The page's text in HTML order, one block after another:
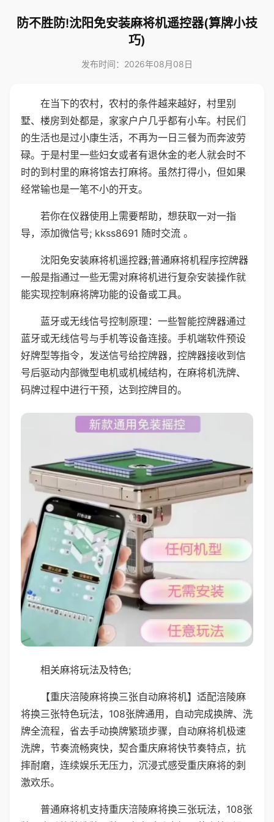
防不胜防!沈阳免安装麻将机遥控器(算牌小技
巧)
发布时间：2026年08月08日
在当下的农村，农村的条件越来越好，村里别
墅、楼房到处都是，家家户户几乎都有小车。村民们
的生活也是过小康生活，不再为一日三餐为而奔波劳
碌。于是村里一些妇女或者有退休金的老人就会时不
时的到村里的麻将馆去打麻将。虽然打得小，但如果
经常输也是一笔不小的开支。
若你在仪器使用上需要帮助，想获取一对一指
导，添加微信号; kkss8691 随时交流 。
沈阳免安装麻将机遥控器;普通麻将机程序控牌器
一般是指通过一些无需对麻将机进行复杂安装操作就
能实现控制麻将牌功能的设备或工具。
蓝牙或无线信号控制原理：一些智能控牌器通过
蓝牙或无线信号与手机等设备连接。手机端软件预设
好牌型等指令，发送信号给控牌器，控牌器接收到信
号后驱动内部微型电机或机械结构，在麻将机洗牌、
码牌过程中进行干预，达到控牌目的。
相关麻将玩法及特色;
【重庆涪陵麻将换三张自动麻将机】适配涪陵麻
将换三张特色玩法，108张牌通用，自动完成换牌、洗
牌全流程，省去手动换牌繁琐步骤，自动麻将机极速
洗牌，节奏流畅爽快，契合重庆麻将快节奏特点，抗
摔耐磨，连续娱乐无压力，沉浸式感受重庆麻将的刺
激欢乐。
普通麻将机支持重庆涪陵麻将换三张玩法，108张